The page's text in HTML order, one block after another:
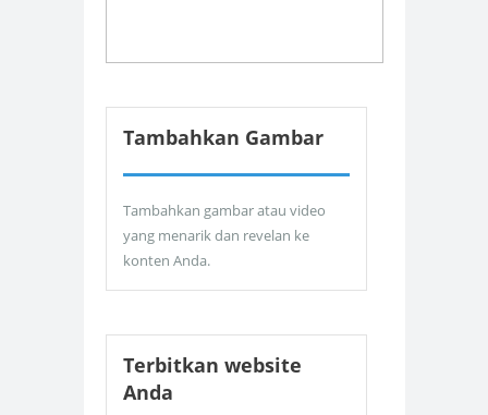
Tambahkan Gambar
Tambahkan gambar atau video
yang menarik dan revelan ke
konten Anda.
Terbitkan website
Anda